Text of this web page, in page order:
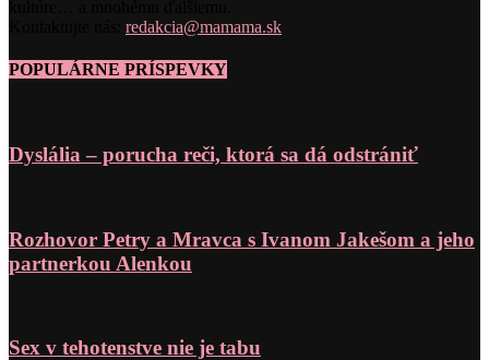
redakcia@mamama.sk
POPULÁRNE PRÍSPEVKY
Dyslália – porucha reči, ktorá sa dá odstrániť
Rozhovor Petry a Mravca s Ivanom Jakešom a jeho
partnerkou Alenkou
Sex v tehotenstve nie je tabu